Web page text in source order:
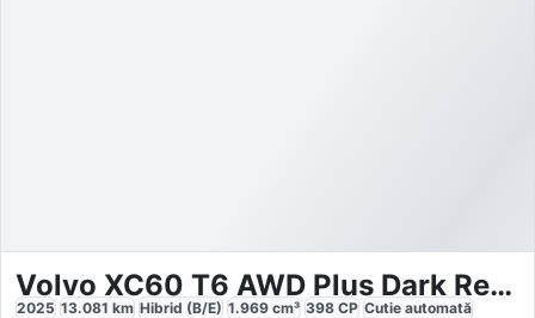
Volvo XC60 T6 AWD Plus Dark Recharge
2025 13.081 km Hibrid (B/E) 1.969 cm³ 398 CP Cutie automată